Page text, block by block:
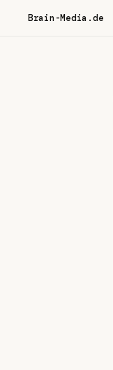
Brain-Media.de